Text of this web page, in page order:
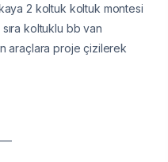
2 koltuk koltuk montesi
sıra koltuklu bb van
araçlara proje çizilerek